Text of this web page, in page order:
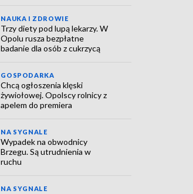
NAUKA I ZDROWIE
Trzy diety pod lupą lekarzy. W
Opolu rusza bezpłatne
badanie dla osób z cukrzycą
GOSPODARKA
Chcą ogłoszenia klęski
żywiołowej. Opolscy rolnicy z
apelem do premiera
NA SYGNALE
Wypadek na obwodnicy
Brzegu. Są utrudnienia w
ruchu
NA SYGNALE